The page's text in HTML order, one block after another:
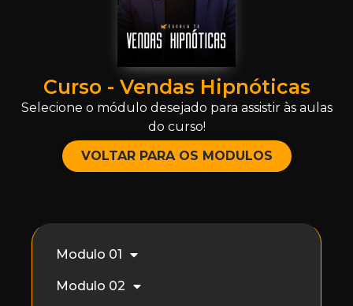
Curso - Vendas Hipnóticas
Selecione o módulo desejado para assistir às aulas
do curso!
VOLTAR PARA OS MODULOS
Modulo 01
Modulo 02